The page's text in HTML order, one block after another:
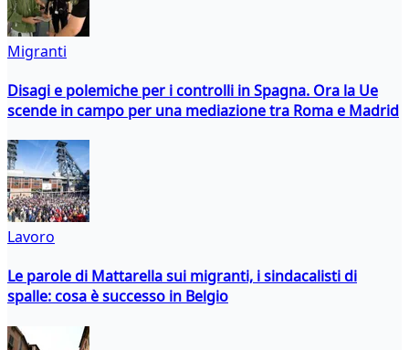
Migranti
Disagi e polemiche per i controlli in Spagna. Ora la Ue
scende in campo per una mediazione tra Roma e Madrid
Lavoro
Le parole di Mattarella sui migranti, i sindacalisti di
spalle: cosa è successo in Belgio